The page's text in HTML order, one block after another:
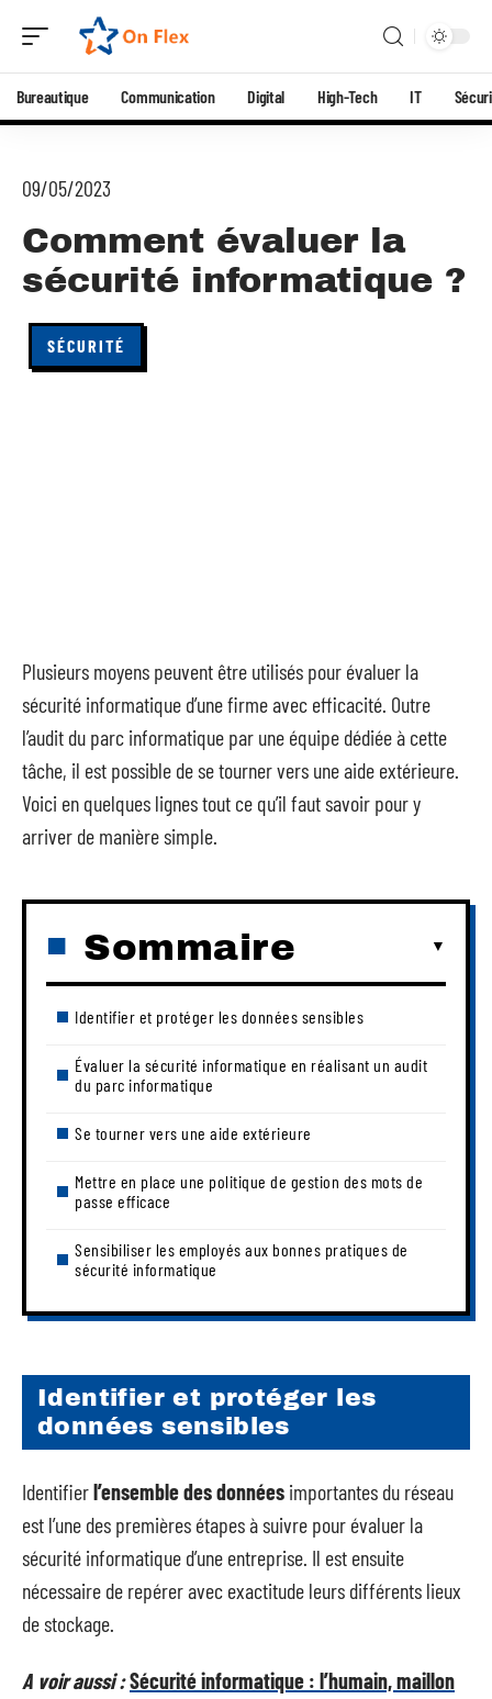
Bureautique Communication Digital High-Tech IT
09/05/2023
Comment évaluer la
sécurité informatique ?
SÉCURITÉ
Plusieurs moyens peuvent être utilisés pour évaluer la
sécurité informatique d’une firme avec efficacité. Outre
l’audit du parc informatique par une équipe dédiée à cette
tâche, il est possible de se tourner vers une aide extérieure.
Voici en quelques lignes tout ce qu’il faut savoir pour y
arriver de manière simple.
Sommaire
Identifier et protéger les données sensibles
Évaluer la sécurité informatique en réalisant un audit
du parc informatique
Se tourner vers une aide extérieure
Mettre en place une politique de gestion des mots de
passe efficace
Sensibiliser les employés aux bonnes pratiques de
sécurité informatique
Identifier et protéger les
données sensibles
Identifierl’ensemble des données importantes du réseau
est l’une des premières étapes à suivre pour évaluer la
sécurité informatique d’une entreprise. Il est ensuite
nécessaire de repérer avec exactitude leurs différents lieux
de stockage.
A voir aussi :Sécurité informatique : l’humain, maillon